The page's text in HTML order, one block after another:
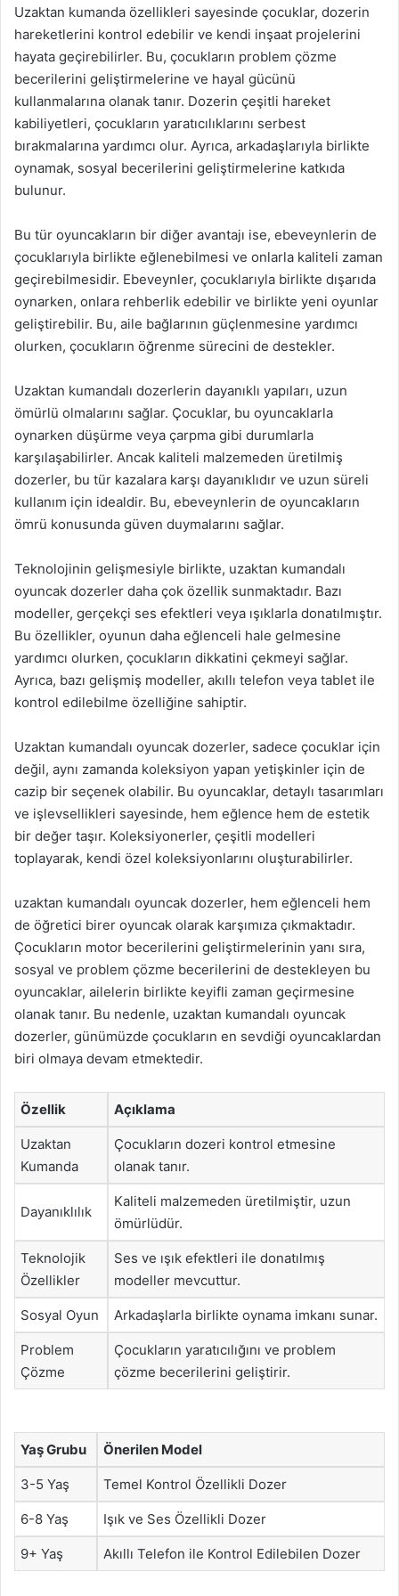
Uzaktan kumanda özellikleri sayesinde çocuklar, dozerin
hareketlerini kontrol edebilir ve kendi inşaat projelerini
hayata geçirebilirler. Bu, çocukların problem çözme
becerilerini geliştirmelerine ve hayal gücünü
kullanmalarına olanak tanır. Dozerin çeşitli hareket
kabiliyetleri, çocukların yaratıcılıklarını serbest
bırakmalarına yardımcı olur. Ayrıca, arkadaşlarıyla birlikte
oynamak, sosyal becerilerini geliştirmelerine katkıda
bulunur.
Bu tür oyuncakların bir diğer avantajı ise, ebeveynlerin de
çocuklarıyla birlikte eğlenebilmesi ve onlarla kaliteli zaman
geçirebilmesidir. Ebeveynler, çocuklarıyla birlikte dışarıda
oynarken, onlara rehberlik edebilir ve birlikte yeni oyunlar
geliştirebilir. Bu, aile bağlarının güçlenmesine yardımcı
olurken, çocukların öğrenme sürecini de destekler.
Uzaktan kumandalı dozerlerin dayanıklı yapıları, uzun
ömürlü olmalarını sağlar. Çocuklar, bu oyuncaklarla
oynarken düşürme veya çarpma gibi durumlarla
karşılaşabilirler. Ancak kaliteli malzemeden üretilmiş
dozerler, bu tür kazalara karşı dayanıklıdır ve uzun süreli
kullanım için idealdir. Bu, ebeveynlerin de oyuncakların
ömrü konusunda güven duymalarını sağlar.
Teknolojinin gelişmesiyle birlikte, uzaktan kumandalı
oyuncak dozerler daha çok özellik sunmaktadır. Bazı
modeller, gerçekçi ses efektleri veya ışıklarla donatılmıştır.
Bu özellikler, oyunun daha eğlenceli hale gelmesine
yardımcı olurken, çocukların dikkatini çekmeyi sağlar.
Ayrıca, bazı gelişmiş modeller, akıllı telefon veya tablet ile
kontrol edilebilme özelliğine sahiptir.
Uzaktan kumandalı oyuncak dozerler, sadece çocuklar için
değil, aynı zamanda koleksiyon yapan yetişkinler için de
cazip bir seçenek olabilir. Bu oyuncaklar, detaylı tasarımları
ve işlevsellikleri sayesinde, hem eğlence hem de estetik
bir değer taşır. Koleksiyonerler, çeşitli modelleri
toplayarak, kendi özel koleksiyonlarını oluşturabilirler.
uzaktan kumandalı oyuncak dozerler, hem eğlenceli hem
de öğretici birer oyuncak olarak karşımıza çıkmaktadır.
Çocukların motor becerilerini geliştirmelerinin yanı sıra,
sosyal ve problem çözme becerilerini de destekleyen bu
oyuncaklar, ailelerin birlikte keyifli zaman geçirmesine
olanak tanır. Bu nedenle, uzaktan kumandalı oyuncak
dozerler, günümüzde çocukların en sevdiği oyuncaklardan
biri olmaya devam etmektedir.
Özellik Açıklama
Uzaktan
Kumanda
Çocukların dozeri kontrol etmesine
olanak tanır.
Dayanıklılık
Kaliteli malzemeden üretilmiştir, uzun
ömürlüdür.
Teknolojik
Özellikler
Ses ve ışık efektleri ile donatılmış
modeller mevcuttur.
Sosyal Oyun Arkadaşlarla birlikte oynama imkanı sunar.
Problem
Çözme
Çocukların yaratıcılığını ve problem
çözme becerilerini geliştirir.
Yaş Grubu Önerilen Model
3-5 Yaş Temel Kontrol Özellikli Dozer
6-8 Yaş Işık ve Ses Özellikli Dozer
9+ Yaş Akıllı Telefon ile Kontrol Edilebilen Dozer